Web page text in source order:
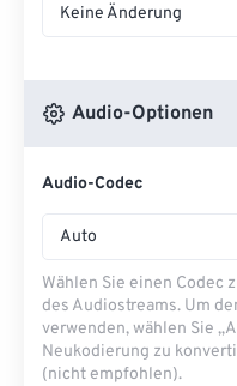
Keine Änderung
Audio-Optionen
Audio-Codec
Auto
Wählen Sie einen Codec
des Audiostreams. Um
verwenden, wählen Sie
Neukodierung zu
(nicht empfohlen).